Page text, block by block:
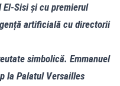
Sisi și cu premierul
artificială cu directorii
simbolică. Emmanuel
la Palatul Versailles